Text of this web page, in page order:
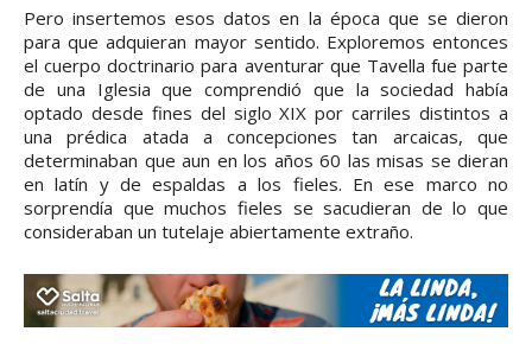
Pero insertemos esos datos en la época que se dieron
para que adquieran mayor sentido. Exploremos entonces
el cuerpo doctrinario para aventurar que Tavella fue parte
de una Iglesia que comprendió que la sociedad había
optado desde fines del siglo XIX por carriles distintos a
una prédica atada a concepciones tan arcaicas, que
determinaban que aun en los años 60 las misas se dieran
en latín y de espaldas a los fieles. En ese marco no
sorprendía que muchos fieles se sacudieran de lo que
consideraban un tutelaje abiertamente extraño.